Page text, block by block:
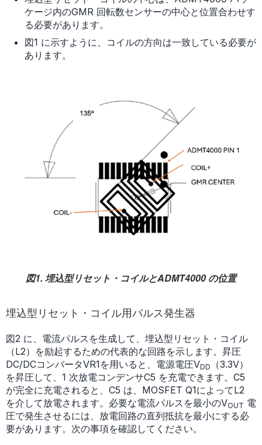
ケージ内のGMR 回転数センサーの中心と位置合わせす
る必要があります。
図1 に示すように、コイルの方向は一致している必要が
あります。
図1. 埋込型リセット・コイルとADMT4000 の位置
埋込型リセット・コイル用パルス発生器
図2 に、電流パルスを生成して、埋込型リセット・コイル
（L2）を励起するための代表的な回路を示します。昇圧
DC/DCコンバータVR1を用いると、電源電圧VDD
（3.3V）
を昇圧して、1 次放電コンデンサC5 を充電できます。C5
が完全に充電されると、C5 は、MOSFET Q1によってL2
を介して放電されます。必要な電流パルスを最小のVOUT 電
圧で発生させるには、放電回路の直列抵抗を最小にする必
要があります。次の事項を確認してください。